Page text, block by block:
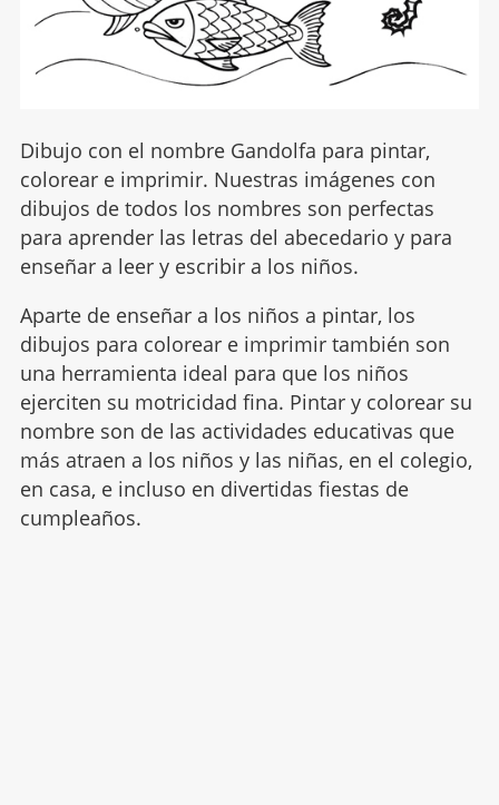
Dibujo con el nombre Gandolfa para pintar,
colorear e imprimir. Nuestras imágenes con
dibujos de todos los nombres son perfectas
para aprender las letras del abecedario y para
enseñar a leer y escribir a los niños.
Aparte de enseñar a los niños a pintar, los
dibujos para colorear e imprimir también son
una herramienta ideal para que los niños
ejerciten su motricidad fina. Pintar y colorear su
nombre son de las actividades educativas que
más atraen a los niños y las niñas, en el colegio,
en casa, e incluso en divertidas fiestas de
cumpleaños.